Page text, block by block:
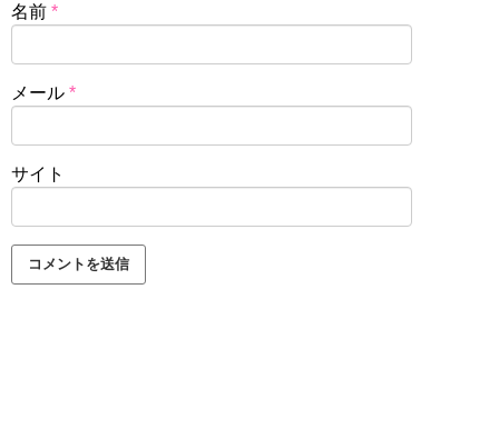
名前 *
メール *
サイト